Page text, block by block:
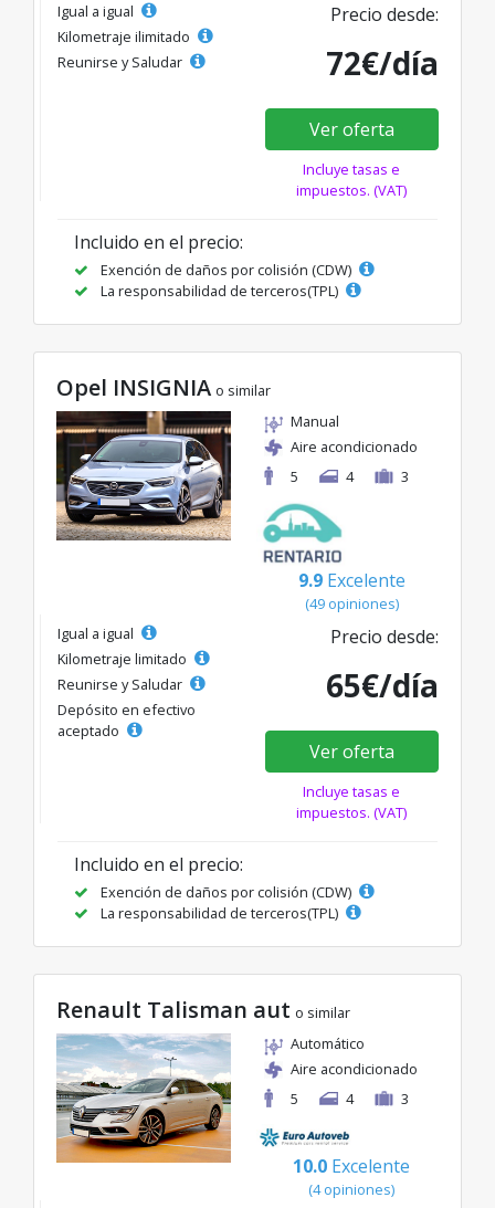
Igual a igual
Kilometraje ilimitado
Reunirse y Saludar
Precio desde:
72€/día
Ver oferta
Incluye tasas e
impuestos. (VAT)
Incluido en el precio:
Exención de daños por colisión (CDW)
La responsabilidad de terceros(TPL)
Opel INSIGNIA o similar
Manual
Aire acondicionado
5
4 3
9.9 Excelente
(49 opiniones)
Igual a igual
Kilometraje limitado
Reunirse y Saludar
Depósito en efectivo
aceptado
Precio desde:
65€/día
Ver oferta
Incluye tasas e
impuestos. (VAT)
Incluido en el precio:
Exención de daños por colisión (CDW)
La responsabilidad de terceros(TPL)
Renault Talisman aut o similar
Automático
Aire acondicionado
5
4 3
10.0 Excelente
(4 opiniones)